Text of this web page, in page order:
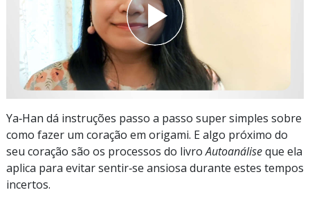
Ya‑Han dá instruções passo a passo super simples sobre
como fazer um coração em origami. E algo próximo do
seu coração são os processos do livroAutoanáliseque ela
aplica para evitar sentir‑se ansiosa durante estes tempos
incertos.